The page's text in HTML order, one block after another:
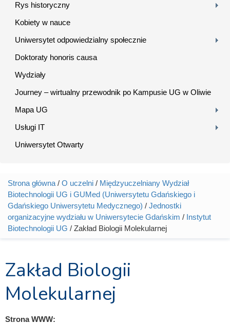
Rys historyczny
Kobiety w nauce
Uniwersytet odpowiedzialny społecznie
Doktoraty honoris causa
Wydziały
Journey – wirtualny przewodnik po Kampusie UG w Oliwie
Mapa UG
Usługi IT
Uniwersytet Otwarty
Jesteś tutaj
Strona główna / O uczelni / Międzyuczelniany Wydział
Biotechnologii UG i GUMed (Uniwersytetu Gdańskiego i
Gdańskiego Uniwersytetu Medycznego) / Jednostki
organizacyjne wydziału w Uniwersytecie Gdańskim / Instytut
Biotechnologii UG / Zakład Biologii Molekularnej
Zakład Biologii
Molekularnej
Strona WWW: